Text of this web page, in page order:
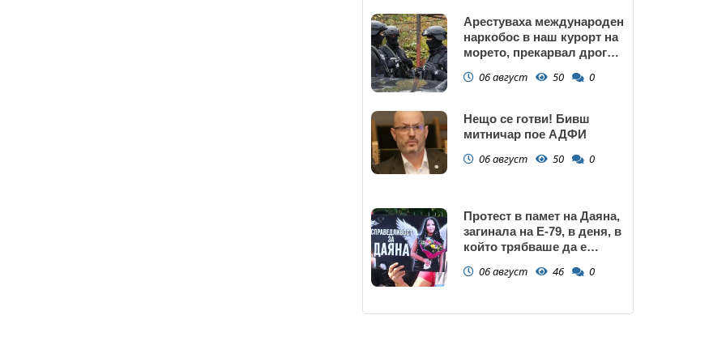
Арестуваха международен
наркобос в наш курорт на
морето, прекарвал дрога
06 август 50 0
Нещо се готви! Бивш
митничар пое АДФИ
06 август 50 0
Протест в памет на Даяна,
загинала на Е-79, в деня, в
който трябваше да е
06 август 46 0